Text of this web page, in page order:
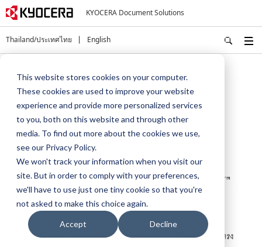
This website stores cookies on your computer.
These cookies are used to improve your website
experience and provide more personalized services
to you, both on this website and through other
media. To find out more about the cookies we use,
see our Privacy Policy.
We won't track your information when you visit our
site. But in order to comply with your preferences,
we'll have to use just one tiny cookie so that you're
not asked to make this choice again.
Accept Decline
KYOCERA Document Solutions
Thailand/ประเทศไทย English
สภาพแวดล้อม